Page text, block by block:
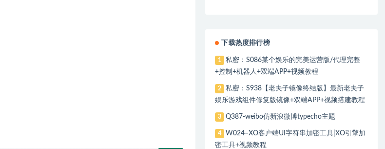
下载热度排行榜
1
私密：S086某个娱乐的完美运营版/代理完整
+控制+机器人+双端APP+视频教程
2
私密：S938【老夫子镜像终结版】最新老夫子
娱乐游戏组件修复版镜像+双端APP+视频搭建教程
3 Q387-weibo仿新浪微博typecho主题
4
W024–XO客户端UI字符串加密工具|XO引擎加
密工具+视频教程